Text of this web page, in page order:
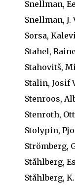
Snellman,
Snellman, J.
Sorsa,
Stahel,
Stahovitš,
Stalin, Josif
Stenroos,
Stenroth,
Stolypin,
Strömberg,
Ståhlberg,
Ståhlberg, K.